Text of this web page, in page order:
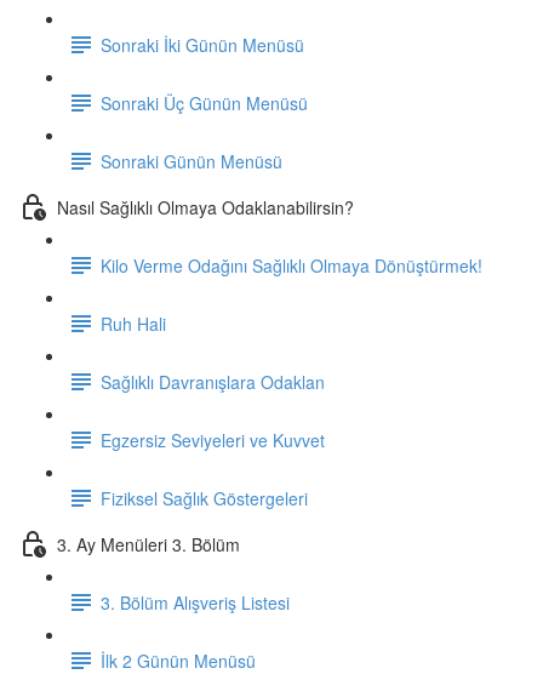
Sonraki İki Günün Menüsü
Sonraki Üç Günün Menüsü
Sonraki Günün Menüsü
Nasıl Sağlıklı Olmaya Odaklanabilirsin?
Kilo Verme Odağını Sağlıklı Olmaya Dönüştürmek!
Ruh Hali
Sağlıklı Davranışlara Odaklan
Egzersiz Seviyeleri ve Kuvvet
Fiziksel Sağlık Göstergeleri
3. Ay Menüleri 3. Bölüm
3. Bölüm Alışveriş Listesi
İlk 2 Günün Menüsü